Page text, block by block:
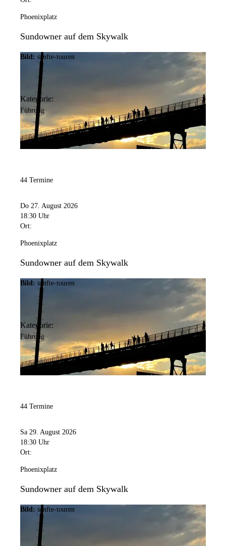
Phoenixplatz
Sundowner auf dem Skywalk
Bild: sanfte-touren
Kategorie:
Führung
44 Termine
Do 27. August 2026
18:30 Uhr
Ort:
Phoenixplatz
Sundowner auf dem Skywalk
Bild: sanfte-touren
Kategorie:
Führung
44 Termine
Sa 29. August 2026
18:30 Uhr
Ort:
Phoenixplatz
Sundowner auf dem Skywalk
Bild: sanfte-touren